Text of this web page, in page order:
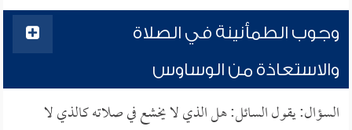
وجوب الطمأنينة في الصلاة
والاستعاذة من الوساوس
السؤال: يقول السائل: هل الذي لا يخشع في صلاته كالذي لا